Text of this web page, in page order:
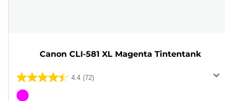
Canon CLI-581 XL Magenta Tintentank
4.4 (72)
4.4
von
Farbpatrone